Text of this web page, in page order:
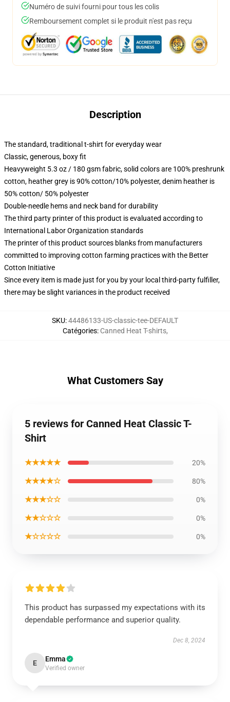
Numéro de suivi fourni pour tous les colis
Remboursement complet si le produit n'est pas reçu
Description
The standard, traditional t-shirt for everyday wear
Classic, generous, boxy fit
Heavyweight 5.3 oz / 180 gsm fabric, solid colors are 100% preshrunk
cotton, heather grey is 90% cotton/10% polyester, denim heather is
50% cotton/ 50% polyester
Double-needle hems and neck band for durability
The third party printer of this product is evaluated according to
International Labor Organization standards
The printer of this product sources blanks from manufacturers
committed to improving cotton farming practices with the Better
Cotton Initiative
Since every item is made just for you by your local third-party fulfiller,
there may be slight variances in the product received
SKU:44486133-US-classic-tee-DEFAULT
Catégories: Canned Heat T-shirts,
What Customers Say
5 reviews for Canned Heat Classic T-
Shirt
★★★★★ 20%
★★★★☆ 80%
★★★☆☆ 0%
★★☆☆☆ 0%
★☆☆☆☆ 0%
This product has surpassed my expectations with its
dependable performance and superior quality.
Dec 8, 2024
E Emma
Verified owner